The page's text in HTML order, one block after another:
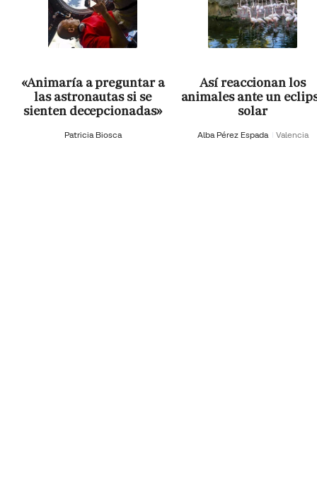
«Animaría a preguntar a
las astronautas si se
sienten decepcionadas»
Patricia Biosca
Así reaccionan los
animales ante un
solar
Alba Pérez Espada Valencia